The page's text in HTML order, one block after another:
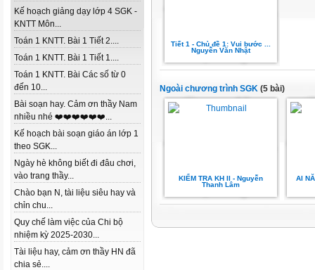
Kế hoạch giảng dạy lớp 4 SGK -
KNTT Môn...
Toán 1 KNTT. Bài 1 Tiết 2....
Toán 1 KNTT. Bài 1 Tiết 1....
Toán 1 KNTT. Bài Các số từ 0
đến 10...
Bài soạn hay. Cảm ơn thầy Nam
nhiều nhé ❤️❤️❤️❤️❤️❤️...
Kế hoạch bài soạn giáo án lớp 1
theo SGK...
Ngày hè không biết đi đâu chơi,
vào trang thầy...
Chào bạn N, tài liệu siêu hay và
chỉn chu...
Quy chế làm việc của Chi bộ
nhiệm kỳ 2025-2030...
Tài liệu hay, cảm ơn thầy HN đã
chia sẻ....
Tiết 1 - Chủ đề 1: Vui bước ...
Nguyễn Văn Nhật
Ngoài chương trình SGK (5 bài)
KIỂM TRA KH II - Nguyễn
Thanh Lâm
AI